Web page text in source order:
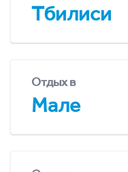
Тбилиси
Отдых в
Мале